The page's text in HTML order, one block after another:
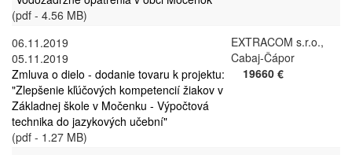
(pdf - 4.56 MB)
06.11.2019
05.11.2019
Zmluva o dielo - dodanie tovaru k projektu:
"Zlepšenie kľúčových kompetencií žiakov v
Základnej škole v Močenku - Výpočtová
technika do jazykových učební"
(pdf - 1.27 MB)
EXTRACOM s.r.o.,
Cabaj-Čápor
19660 €